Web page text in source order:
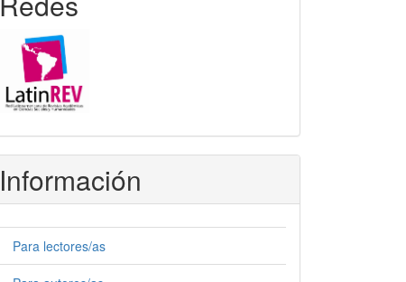
Información
Para lectores/as